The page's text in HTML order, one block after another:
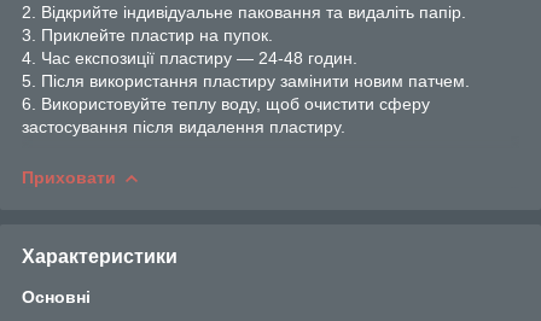
2. Відкрийте індивідуальне паковання та видаліть папір.
3. Приклейте пластир на пупок.
4. Час експозиції пластиру — 24-48 годин.
5. Після використання пластиру замінити новим патчем.
6. Використовуйте теплу воду, щоб очистити сферу
застосування після видалення пластиру.
Приховати
Характеристики
Основні